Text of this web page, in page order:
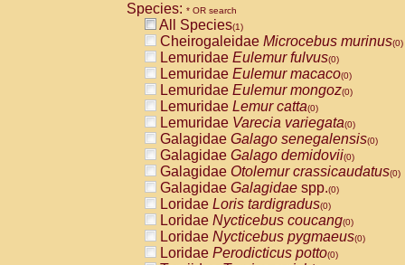
CebidaeCebus capucinus
CebidaeCebus nigrivittatus
CebidaeCebus spp.(0)
CebidaeSaimiri boliviensis(0)
CebidaeSaimiri sciureus(0)
AtelidaeAlouatta caraya(0)
AtelidaeAlouatta fusca(0)
AtelidaeAlouatta seniculus(0)
AtelidaeAlouattaspp.(0)
AtelidaeAteles belzebuth(0)
AtelidaeAteles geoffroyi(0)
AtelidaeAteles paniscus(0)
AtelidaeAtelesspp.(0)
AtelidaeLagothrix lagothricha(0)
AtelidaeLagothrix lagothricha cana
PitheciidaeCacajao calvus
Species: * OR search
All Species(1)
Cheirogaleidae Microcebus murinus(0)
Lemuridae Eulemur fulvus(0)
Lemuridae Eulemur macaco(0)
Lemuridae Eulemur mongoz(0)
Lemuridae Lemur catta(0)
Lemuridae Varecia variegata(0)
Galagidae Galago senegalensis(0)
Galagidae Galago demidovii(0)
Galagidae Otolemur crassicaudatus(0)
Galagidae Galagidae spp.(0)
Loridae Loris tardigradus(0)
Loridae Nycticebus coucang(0)
Loridae Nycticebus pygmaeus(0)
Loridae Perodicticus potto(0)